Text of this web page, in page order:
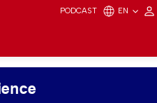
PODCAST EN